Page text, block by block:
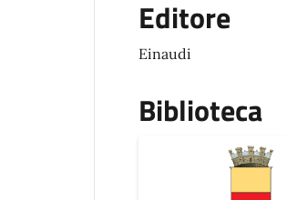
Editore
Einaudi
Biblioteca